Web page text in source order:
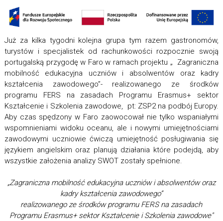
Już za kilka tygodni kolejna grupa tym razem gastronomów,
turystów i specjalistek od rachunkowości rozpocznie swoją
portugalską przygodę w Faro w ramach projektu „ Zagraniczna
mobilność edukacyjna uczniów i absolwentów oraz kadry
kształcenia zawodowego”- realizowanego ze środków
programu FERS na zasadach Programu Erasmus+ sektor
Kształcenie i Szkolenia zawodowe, pt: ZSP2 na podbój Europy.
Aby czas spędzony w Faro zaowocował nie tylko wspaniałymi
wspomnieniami widoku oceanu, ale i nowymi umiejętnościami
zawodowymi uczniowie ćwiczą umiejętność posługiwania się
językiem angielskim oraz planują działania które podejdą, aby
wszystkie założenia analizy SWOT zostały spełnione.
„Zagraniczna mobilność edukacyjna uczniów i absolwentów oraz
kadry kształcenia zawodowego”
realizowanego ze środków programu FERS na zasadach
Programu Erasmus+ sektor Kształcenie i Szkolenia zawodowe"